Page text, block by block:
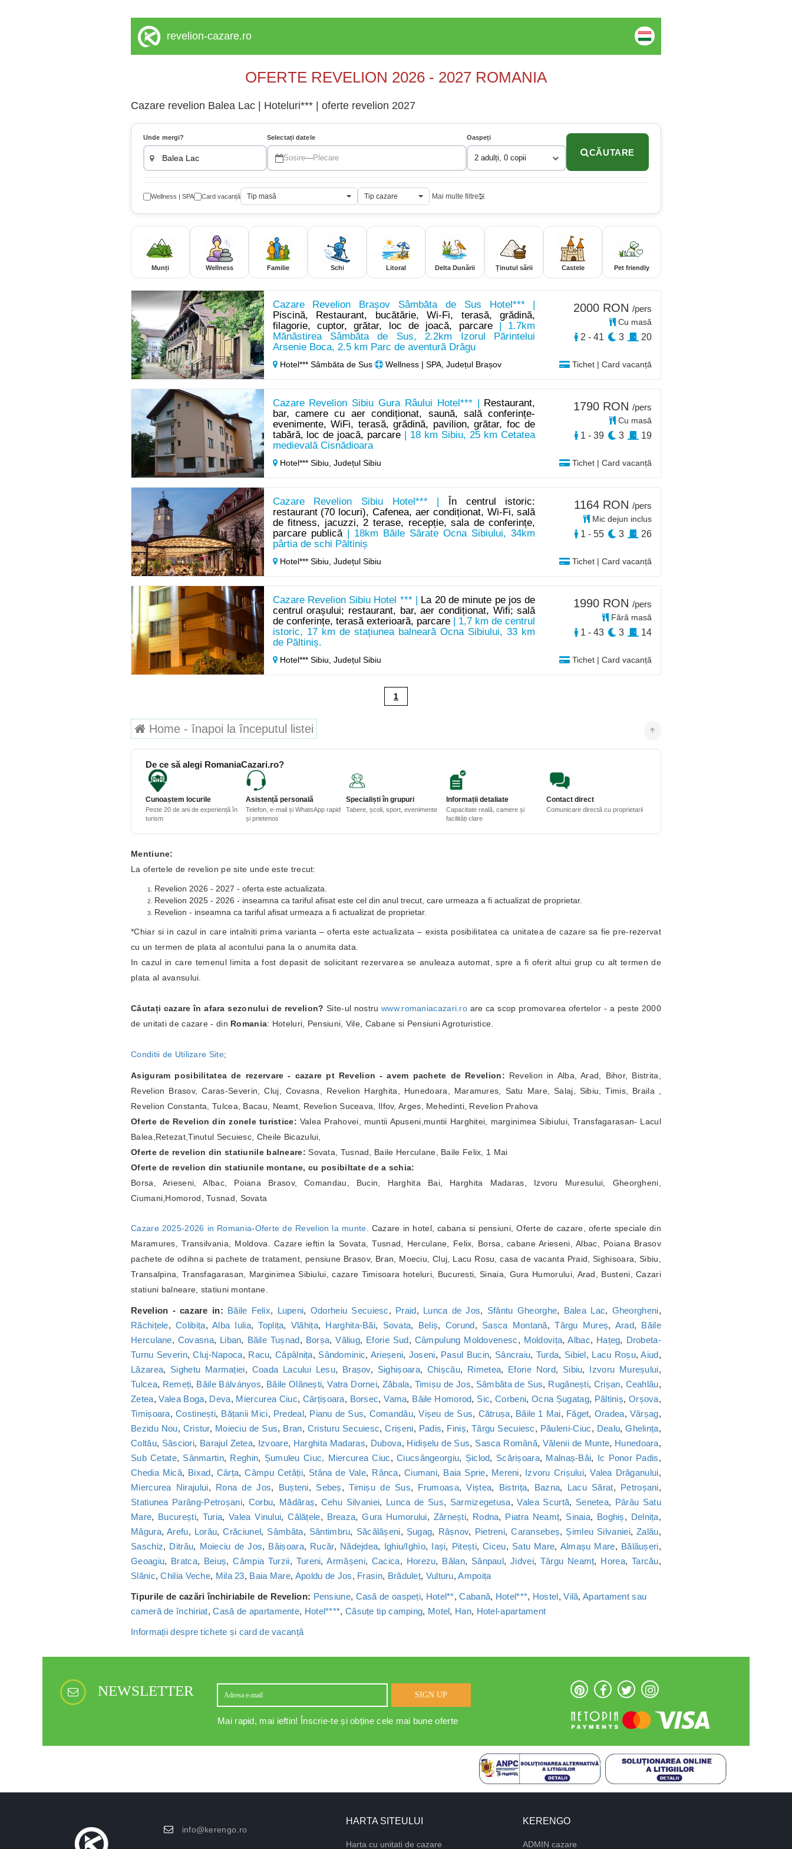
revelion-cazare.ro
OFERTE REVELION 2026 - 2027 ROMANIA
Cazare revelion Balea Lac | Hoteluri*** | oferte revelion 2027
Unde mergi? Selectați datele
Sosire—Plecare
Oaspeți
2 adulți, 0 copii
CĂUTARE
Wellness | SPA Card vacanță Tip masă Tip cazare Mai multe filtre
Munți Wellness Familie Schi Litoral Delta Dunării Ținutul sării Castele Pet friendly
Cazare Revelion Brașov Sâmbăta de Sus Hotel*** |
Piscină, Restaurant, bucătărie, Wi-Fi, terasă, grădină,
filagorie, cuptor, grătar, loc de joacă, parcare| 1.7km
Mănăstirea Sâmbăta de Sus, 2.2km Izorul Părintelui
Arsenie Boca, 2.5 km Parc de aventură Drăgu
Hotel*** Sâmbăta de Sus Wellness | SPA, Județul Brașov Tichet | Card vacanță
2000 RON /pers
Cu masă
2 - 41 3 20
Cazare Revelion Sibiu Gura Râului Hotel*** |
Restaurant,
bar, camere cu aer condiționat, saună, sală conferințe-
evenimente, WiFi, terasă, grădină, pavilion, grătar, foc de
tabără, loc de joacă, parcare | 18 km Sibiu, 25 km Cetatea
medievală Cisnădioara
Hotel*** Sibiu, Județul Sibiu Tichet | Card vacanță
1790 RON /pers
Cu masă
1 - 39 3 19
Cazare Revelion Sibiu Hotel*** |
În centrul istoric:
restaurant (70 locuri), Cafenea, aer condiționat, Wi-Fi, sală
de fitness, jacuzzi, 2 terase, recepție, sala de conferințe,
parcare publică| 18km Băile Sărate Ocna Sibiului, 34km
pârtia de schi Păltiniș
Hotel*** Sibiu, Județul Sibiu Tichet | Card vacanță
1164 RON /pers
Mic dejun inclus
1 - 55 3 26
Cazare Revelion Sibiu Hotel *** |
La 20 de minute pe jos de
centrul orașului; restaurant, bar, aer condiționat, Wifi; sală
de conferințe, terasă exterioară, parcare| 1,7 km de centrul
istoric, 17 km de stațiunea balneară Ocna Sibiului, 33 km
de Păltiniș.
Hotel*** Sibiu, Județul Sibiu Tichet | Card vacanță
1990 RON /pers
Fără masă
1 - 43 3 14
1
Home - înapoi la începutul listei
De ce să alegi RomaniaCazari.ro?
Cunoaștem locurile
Peste 20 de ani de experiență în
turism
Asistență personală
Telefon, e-mail și WhatsApp rapid
și prietenos
Specialiști în grupuri
Tabere, școli, sport, evenimente
Informații detaliate
Capacitate reală, camere și
facilități clare
Contact direct
Comunicare directă cu proprietarii
Mentiune:
La ofertele de revelion pe site unde este trecut:
Revelion 2026 - 2027 - oferta este actualizata.
Revelion 2025 - 2026 - inseamna ca tariful afisat este cel din anul trecut, care urmeaza a fi actualizat de proprietar.
Revelion - inseamna ca tariful afisat urmeaza a fi actualizat de proprietar.
*Chiar si in cazul in care intalniti prima varianta – oferta este actualizata – exista posibilitatea ca unitatea de cazare sa fie pre-rezervat
cu un termen de plata al acontului pana la o anumita data.
In cazul in care temenul limita a fost depasit de solicitant rezervarea se anuleaza automat, spre a fi oferit altui grup cu alt termen de
plata al avansului.
Căutați cazare în afara sezonului de revelion?Site-ul nostruwww.romaniacazari.ro are ca scop promovarea ofertelor - a peste 2000
de unitati de cazare - din Romania: Hoteluri, Pensiuni, Vile, Cabane si Pensiuni Agroturistice.
Conditii de Utilizare Site;
Asiguram posibilitatea de rezervare - cazare pt Revelion - avem pachete de Revelion: Revelion in Alba, Arad, Bihor, Bistrita,
Revelion Brasov, Caras-Severin, Cluj, Covasna, Revelion Harghita, Hunedoara, Maramures, Satu Mare, Salaj, Sibiu, Timis, Braila ,
Revelion Constanta, Tulcea, Bacau, Neamt, Revelion Suceava, Ilfov, Arges, Mehedinti, Revelion Prahova
Oferte de Revelion din zonele turistice: Valea Prahovei, muntii Apuseni,muntii Harghitei, marginimea Sibiului, Transfagarasan- Lacul
Balea,Retezat,Tinutul Secuiesc, Cheile Bicazului,
Oferte de revelion din statiunile balneare: Sovata, Tusnad, Baile Herculane, Baile Felix, 1 Mai
Oferte de revelion din statiunile montane, cu posibiltate de a schia:
Borsa, Arieseni, Albac, Poiana Brasov, Comandau, Bucin, Harghita Bai, Harghita Madaras, Izvoru Muresului, Gheorgheni,
Ciumani,Homorod, Tusnad, Sovata
Cazare 2025-2026 in Romania-Oferte de Revelion la munte. Cazare in hotel, cabana si pensiuni, Oferte de cazare, oferte speciale din
Maramures, Transilvania, Moldova. Cazare ieftin la Sovata, Tusnad, Herculane, Felix, Borsa, cabane Arieseni, Albac, Poiana Brasov
pachete de odihna si pachete de tratament, pensiune Brasov, Bran, Moeciu, Cluj, Lacu Rosu, casa de vacanta Praid, Sighisoara, Sibiu,
Transalpina, Transfagarasan, Marginimea Sibiului, cazare Timisoara hoteluri, Bucuresti, Sinaia, Gura Humorului, Arad, Busteni, Cazari
statiuni balneare, statiuni montane.
Revelion - cazare in: Băile Felix, Lupeni, Odorheiu Secuiesc, Praid, Lunca de Jos, Sfântu Gheorghe, Balea Lac, Gheorgheni,
Răchițele,Colibița,Alba Iulia,Toplița, Vlăhița, Harghita-Băi, Sovata, Beliș, Corund, Sasca Montană,Târgu Mureș, Arad, Băile
Herculane, Covasna, Liban, Băile Tușnad, Borșa,Văliug, Eforie Sud, Câmpulung Moldovenesc, Moldovița,Albac, Hațeg, Drobeta-
Turnu Severin,Cluj-Napoca, Racu, Căpâlnița, Sândominic, Arieșeni, Joseni, Pasul Bucin, Sâncraiu, Turda, Sibiel, Lacu Roșu,Aiud,
Lăzarea, Sighetu Marmației, Coada Lacului Lesu, Brașov, Sighișoara, Chișcău, Rimetea, Eforie Nord, Sibiu, Izvoru Mureșului,
Tulcea, Remeți, Băile Bálványos, Băile Olănești,Vatra Dornei, Zăbala, Timișu de Jos, Sâmbăta de Sus, Rugănești, Crișan, Ceahlău,
Zetea,Valea Boga, Deva, Miercurea Ciuc, Cârțișoara, Borsec,Vama, Băile Homorod, Sic,Corbeni, Ocna Șugatag, Păltiniș, Orșova,
Timișoara, Costinești, Bățanii Mici, Predeal, Pianu de Sus, Comandău,Vișeu de Sus, Cătrușa, Băile 1 Mai, Făget, Oradea, Vărșag,
Bezidu Nou, Cristur, Moieciu de Sus, Bran, Cristuru Secuiesc,Crișeni, Padis, Finiș,Târgu Secuiesc, Păuleni-Ciuc, Dealu,Ghelința,
Coltău, Săsciori, Barajul Zetea, Izvoare, Harghita Madaras, Dubova, Hidișelu de Sus, Sasca Română, Vălenii de Munte, Hunedoara,
Sub Cetate, Sânmartin, Reghin, Șumuleu Ciuc, Miercurea Ciuc,Ciucsângeorgiu, Șiclod, Scărișoara, Malnaș-Băi, Ic Ponor Padis,
Chedia Mică, Bixad, Cârța,Câmpu Cetății, Stâna de Vale, Rânca, Ciumani, Baia Sprie, Mereni, Izvoru Crișului,Valea Drăganului,
Miercurea Nirajului, Rona de Jos, Bușteni, Sebeș,Timișu de Sus, Frumoasa,Viștea, Bistrița, Bazna, Lacu Sărat, Petroșani,
Statiunea Parâng-Petroșani, Corbu, Mădăraș, Cehu Silvaniei, Lunca de Sus, Sarmizegetusa,Valea Scurtă, Senetea, Pârâu Satu
Mare, București, Turia,Valea Vinului,Călățele, Breaza,Gura Humorului, Zărnești, Rodna, Piatra Neamț, Sinaia, Boghiș, Delnița,
Măgura,Arefu, Lorău,Crăciunel, Sâmbăta, Sântimbru, Săcălășeni, Șugag, Râșnov, Pietreni,Caransebeș, Șimleu Silvaniei,Zalău,
Saschiz, Ditrău, Moieciu de Jos, Băișoara, Rucăr, Nădejdea, Ighiu/Ighìo, Iași, Pitești,Ciceu, Satu Mare, Almașu Mare, Bălăușeri,
Geoagiu, Bratca, Beiuș,Câmpia Turzii, Tureni,Armășeni, Cacica, Horezu, Bălan, Sânpaul, Jidvei, Târgu Neamț, Horea, Tarcău,
Slănic,Chilia Veche, Mila 23, Baia Mare, Apoldu de Jos, Frasin, Brăduleț, Vulturu,Ampoița
Tipurile de cazări închiriabile de Revelion: Pensiune, Casă de oaspeți, Hotel**,Cabană, Hotel***, Hostel,Vilă,Apartament sau
cameră de închiriat,Casă de apartamente, Hotel****, Căsuțe tip camping, Motel, Han, Hotel-apartament
Informații despre tichete și card de vacanță
NEWSLETTER SIGN UP
Mai rapid, mai ieftin! Înscrie-te și obține cele mai bune oferte
info@kerengo.ro
HARTA SITEULUI
Harta cu unitati de cazare
KERENGO
ADMIN cazare